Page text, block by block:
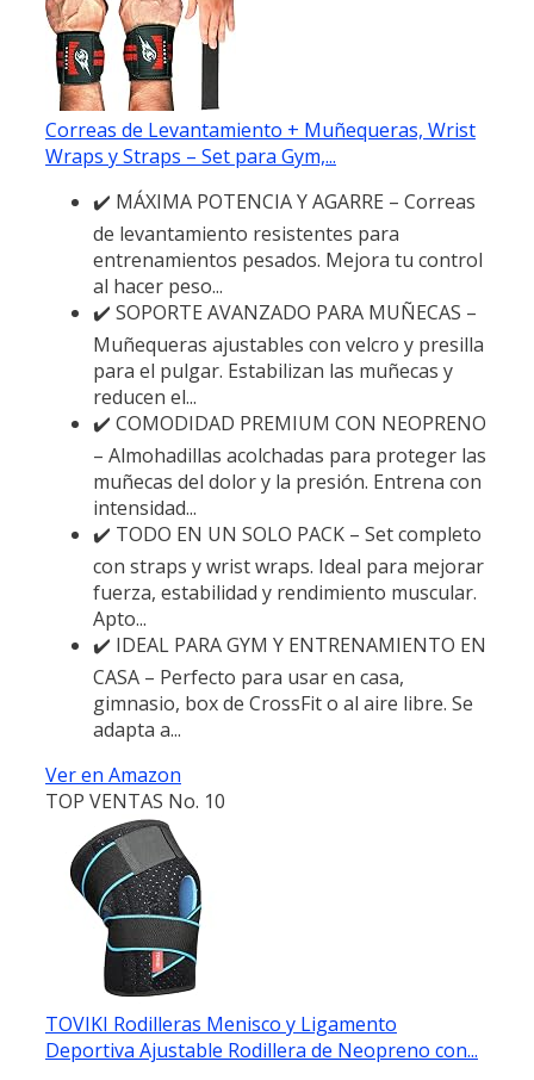
Correas de Levantamiento + Muñequeras, Wrist
Wraps y Straps – Set para Gym,...
✔️ MÁXIMA POTENCIA Y AGARRE – Correas
de levantamiento resistentes para
entrenamientos pesados. Mejora tu control
al hacer peso...
✔️ SOPORTE AVANZADO PARA MUÑECAS –
Muñequeras ajustables con velcro y presilla
para el pulgar. Estabilizan las muñecas y
reducen el...
✔️ COMODIDAD PREMIUM CON NEOPRENO
– Almohadillas acolchadas para proteger las
muñecas del dolor y la presión. Entrena con
intensidad...
✔️ TODO EN UN SOLO PACK – Set completo
con straps y wrist wraps. Ideal para mejorar
fuerza, estabilidad y rendimiento muscular.
Apto...
✔️ IDEAL PARA GYM Y ENTRENAMIENTO EN
CASA – Perfecto para usar en casa,
gimnasio, box de CrossFit o al aire libre. Se
adapta a...
Ver en Amazon
TOP VENTAS No. 10
TOVIKI Rodilleras Menisco y Ligamento
Deportiva Ajustable Rodillera de Neopreno con...